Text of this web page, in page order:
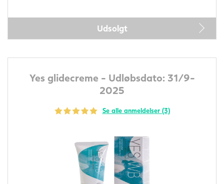
Udsolgt
Yes glidecreme - Udløbsdato: 31/9-
2025
Se alle anmeldelser (3)